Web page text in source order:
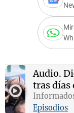
Audio.
tras días
Episodios